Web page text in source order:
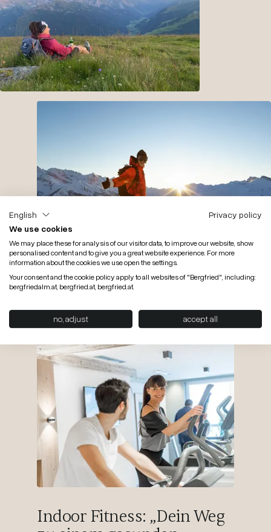
Indoor Fitness: „Dein Weg
English
Privacy policy
We use cookies
We may place these for analysis of our visitor data, to improve our website, show
personalised content and to give you a great website experience. For more
information about the cookies we use open the settings.
Your consent and the cookie policy apply to all websites of "Bergfried", including:
bergfriedalm.at, bergfried.at, bergfried.at.
no, adjust accept all